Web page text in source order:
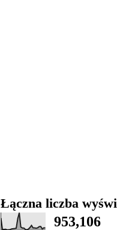
Łączna liczba
953,106